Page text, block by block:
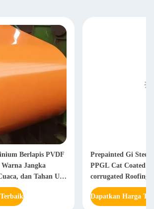
Berlapis PVDF
Jangka
dan Tahan UV
Prepainted Gi Steel
PPGL Cat Coated
corrugated Roofing
Dapatkan Harga